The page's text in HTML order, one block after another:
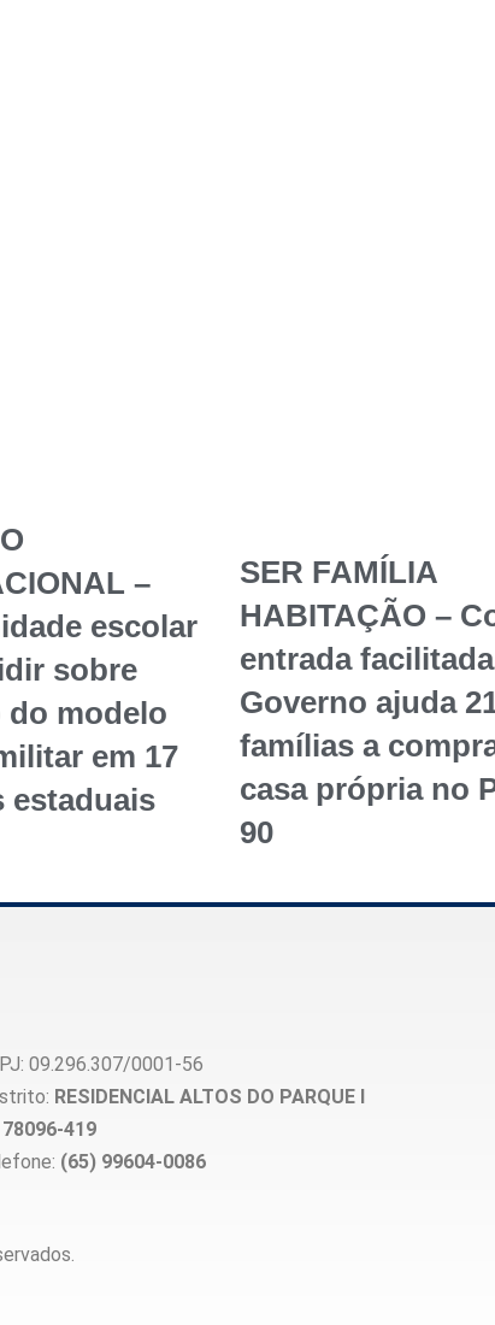
–
escolar
sobre
do modelo
em 17
estaduais
SER FAMÍLIA
HABITAÇÃO –
entrada
Governo ajuda
famílias a
casa própria no
90
09.296.307/0001-56
RESIDENCIAL ALTOS DO PARQUE I
78096-419
(65) 99604-0086